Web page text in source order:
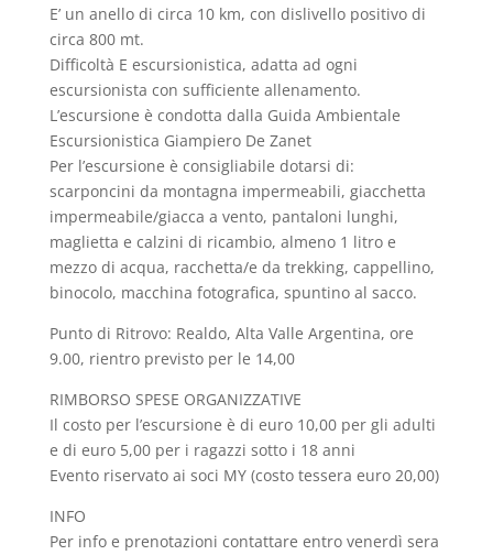
E’ un anello di circa 10 km, con dislivello positivo di
circa 800 mt.
Difficoltà E escursionistica, adatta ad ogni
escursionista con sufficiente allenamento.
L’escursione è condotta dalla Guida Ambientale
Escursionistica Giampiero De Zanet
Per l’escursione è consigliabile dotarsi di:
scarponcini da montagna impermeabili, giacchetta
impermeabile/giacca a vento, pantaloni lunghi,
maglietta e calzini di ricambio, almeno 1 litro e
mezzo di acqua, racchetta/e da trekking, cappellino,
binocolo, macchina fotografica, spuntino al sacco.
Punto di Ritrovo: Realdo, Alta Valle Argentina, ore
9.00, rientro previsto per le 14,00
RIMBORSO SPESE ORGANIZZATIVE
Il costo per l’escursione è di euro 10,00 per gli adulti
e di euro 5,00 per i ragazzi sotto i 18 anni
Evento riservato ai soci MY (costo tessera euro 20,00)
INFO
Per info e prenotazioni contattare entro venerdì sera